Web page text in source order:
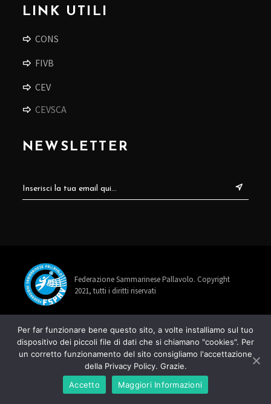
LINK UTILI
CONS
FIVB
CEV
CEVSCA
NEWSLETTER
Federazione Sammarinese Pallavolo. Copyright
2021, tutti i diritti riservati
+378 0549 885678
Via Rancaglia 22, 47899 Serravalle
Per far funzionare bene questo sito, a volte installiamo sul tuo
dispositivo dei piccoli file di dati che si chiamano "cookies". Per
un corretto funzionamento del sito consigliamo l'accettazione
della Privacy Policy. Grazie.
Accetto
Maggiori Informazioni